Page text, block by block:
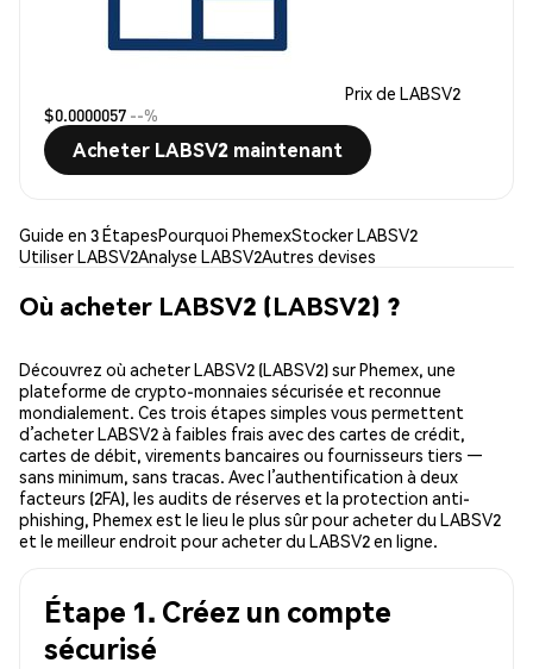
Prix de LABSV2
$0.0000057 --%
Acheter LABSV2 maintenant
Guide en 3 ÉtapesPourquoi PhemexStocker LABSV2
Utiliser LABSV2Analyse LABSV2Autres devises
Où acheter LABSV2 (LABSV2) ?
Découvrez où acheter LABSV2 (LABSV2) sur Phemex, une
plateforme de crypto-monnaies sécurisée et reconnue
mondialement. Ces trois étapes simples vous permettent
d’acheter LABSV2 à faibles frais avec des cartes de crédit,
cartes de débit, virements bancaires ou fournisseurs tiers —
sans minimum, sans tracas. Avec l’authentification à deux
facteurs (2FA), les audits de réserves et la protection anti-
phishing, Phemex est le lieu le plus sûr pour acheter du LABSV2
et le meilleur endroit pour acheter du LABSV2 en ligne.
Étape 1. Créez un compte
sécurisé